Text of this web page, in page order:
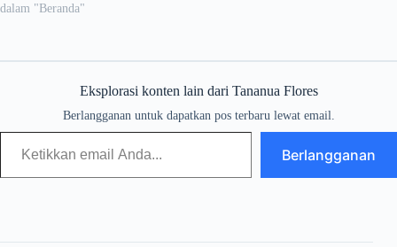
dalam "Beranda"
Eksplorasi konten lain dari Tananua Flores
Berlangganan untuk dapatkan pos terbaru lewat email.
Berlangganan